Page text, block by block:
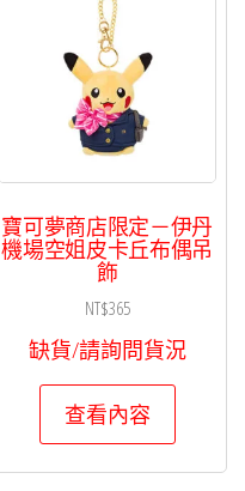
寶可夢商店限定－伊丹
機場空姐皮卡丘布偶吊
飾
NT$365
缺貨/請詢問貨況
查看內容